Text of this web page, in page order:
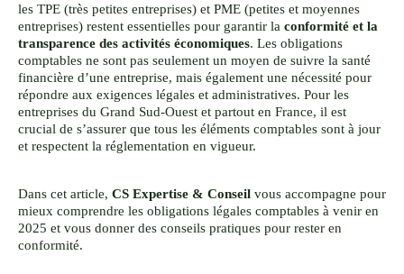
les TPE (très petites entreprises) et PME (petites et moyennes
entreprises) restent essentielles pour garantir la conformité et la
transparence des activités économiques. Les obligations
comptables ne sont pas seulement un moyen de suivre la santé
financière d’une entreprise, mais également une nécessité pour
répondre aux exigences légales et administratives. Pour les
entreprises du Grand Sud-Ouest et partout en France, il est
crucial de s’assurer que tous les éléments comptables sont à jour
et respectent la réglementation en vigueur.
Dans cet article, CS Expertise & Conseil vous accompagne pour
mieux comprendre les obligations légales comptables à venir en
2025 et vous donner des conseils pratiques pour rester en
conformité.